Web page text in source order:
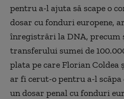
pentru a-l ajuta să scape o
dosar cu fonduri europene,
înregistrări la DNA, precum
transferului sumei de
plata pe care Florian
ar fi cerut-o pentru a-l
un dosar penal cu fonduri